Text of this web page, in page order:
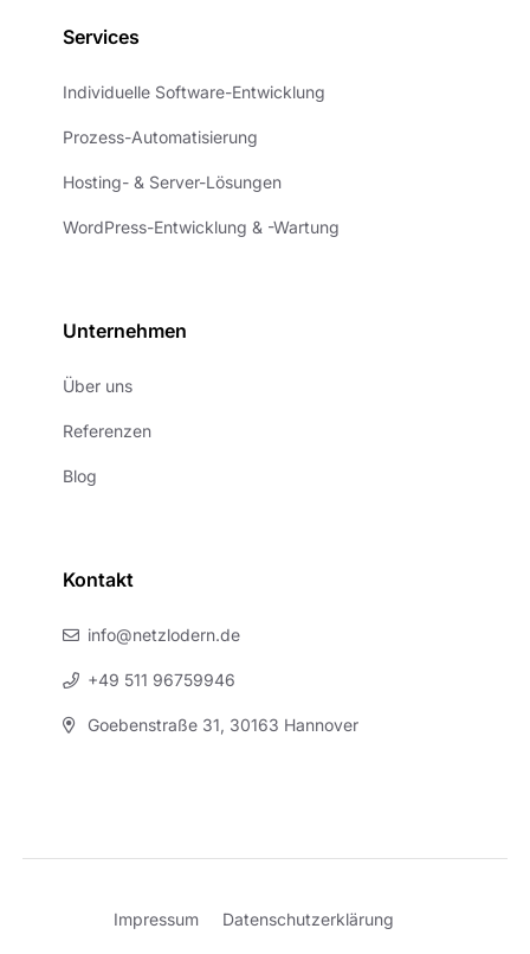
Services
Individuelle Software-Entwicklung
Prozess-Automatisierung
Hosting- & Server-Lösungen
WordPress-Entwicklung & -Wartung
Unternehmen
Über uns
Referenzen
Blog
Kontakt
info@netzlodern.de
+49 511 96759946
Goebenstraße 31, 30163 Hannover
Impressum Datenschutzerklärung